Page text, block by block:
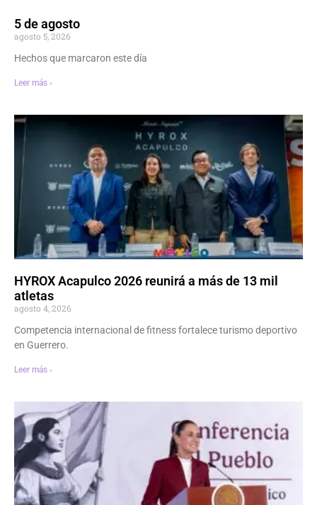
5 de agosto
agosto 5, 2026
Hechos que marcaron este día
Leer más ›
HYROX Acapulco 2026 reunirá a más de 13 mil
atletas
agosto 4, 2026
Competencia internacional de fitness fortalece turismo deportivo
en Guerrero.
Leer más ›